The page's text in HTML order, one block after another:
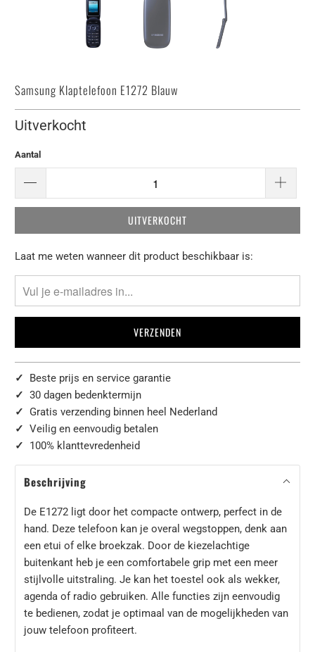
Samsung Klaptelefoon E1272 Blauw
Uitverkocht
Aantal
UITVERKOCHT
Laat
me
weten
}}
beschikbaar
komt
{{
Laat me weten wanneer dit product beschikbaar is:
✓ Beste prijs en service garantie
✓30 dagen bedenktermijn
✓ Gratis verzending binnen heel Nederland
✓Veilig en eenvoudig betalen
✓ 100% klanttevredenheid
Beschrijving
De E1272 ligt door het compacte ontwerp, perfect in de
hand. Deze telefoon kan je overal wegstoppen, denk aan
een etui of elke broekzak. Door de kiezelachtige
buitenkant heb je een comfortabele grip met een meer
stijlvolle uitstraling. Je kan het toestel ook als wekker,
agenda of radio gebruiken. Alle functies zijn eenvoudig
te bedienen, zodat je optimaal van de mogelijkheden van
jouw telefoon profiteert.